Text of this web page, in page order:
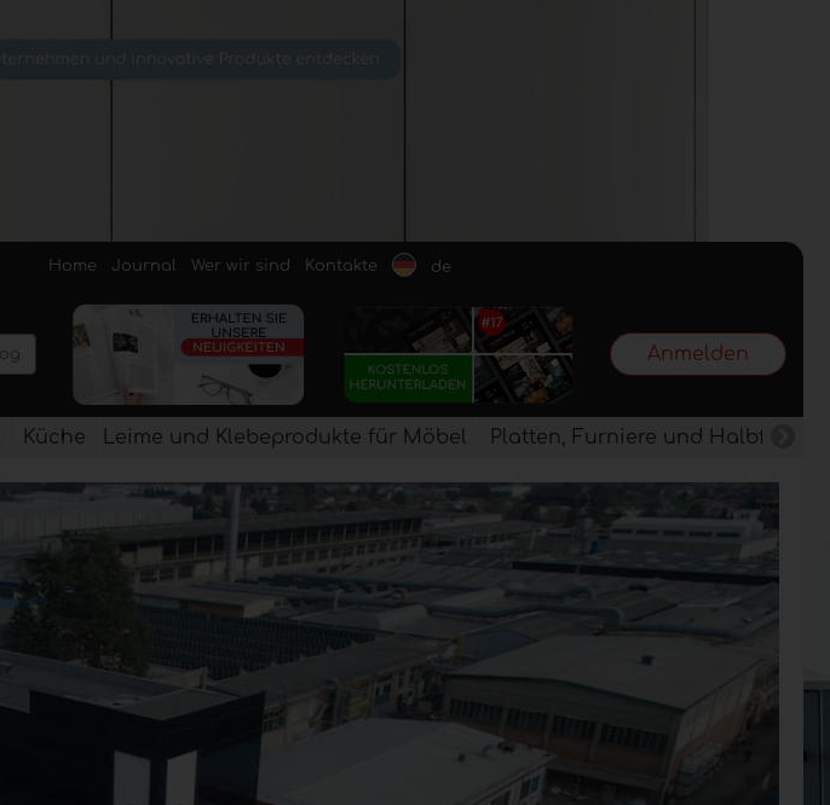
Home Journal Wer wir sind Kontakte de
Anmelden
Küche Leime und Klebeprodukte für Möbel Platten, Furniere und